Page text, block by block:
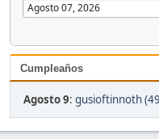
Cumpleaños
Agosto 9: gusioftinnoth